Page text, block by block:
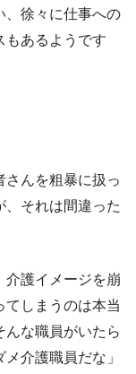
徐々に仕事への
もあるようです
さんを粗暴に扱っ
、それは間違った
介護イメージを崩
てしまうのは本当
んな職員がいたら
介護職員だな」